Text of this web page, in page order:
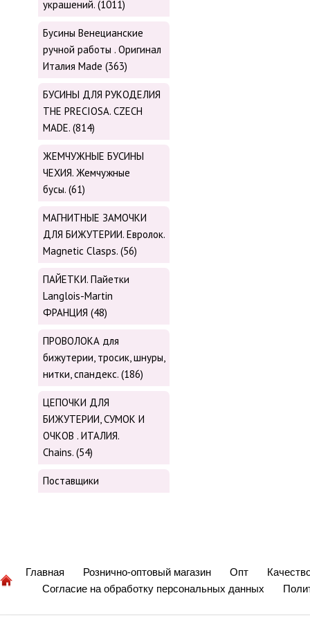
украшений. (1011)
Бусины Венецианские
ручной работы . Оригинал
Италия Made (363)
БУСИНЫ ДЛЯ РУКОДЕЛИЯ
THE PRECIOSA. CZECH
MADE. (814)
ЖЕМЧУЖНЫЕ БУСИНЫ
ЧЕХИЯ. Жемчужные
бусы. (61)
МАГНИТНЫЕ ЗАМОЧКИ
ДЛЯ БИЖУТЕРИИ. Евролок.
Magnetic Сlasps. (56)
ПАЙЕТКИ. Пайетки
Langlois-Martin
ФРАНЦИЯ (48)
ПРОВОЛОКА для
бижутерии, тросик, шнуры,
нитки, cпандекс. (186)
ЦЕПОЧКИ ДЛЯ
БИЖУТЕРИИ, СУМОК И
ОЧКОВ . ИТАЛИЯ.
Chains. (54)
Поставщики
Главная Рознично-оптовый магазин Опт
Согласие на обработку персональных данных